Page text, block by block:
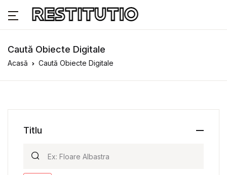
Caută Obiecte Digitale
Acasă Caută Obiecte Digitale
Titlu